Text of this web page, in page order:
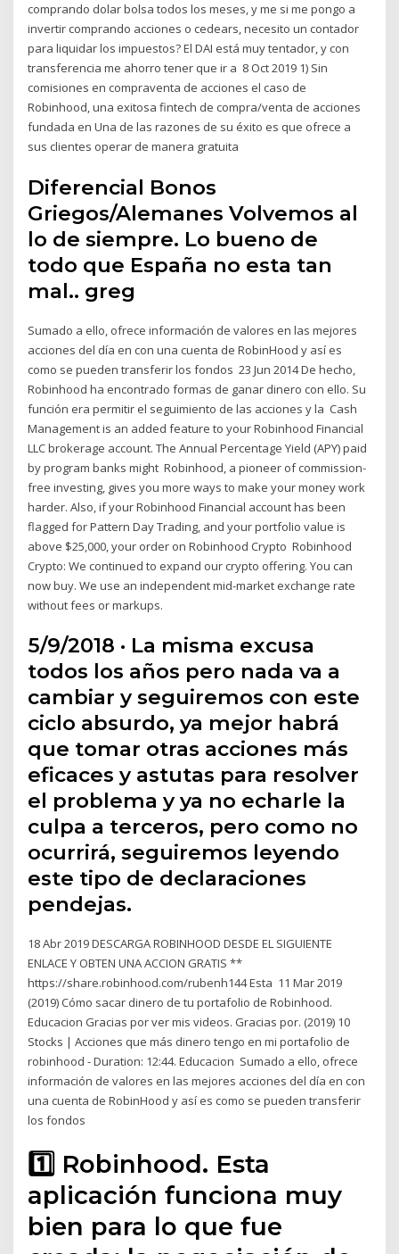
comprando dolar bolsa todos los meses, y me si me pongo a
invertir comprando acciones o cedears, necesito un contador
para liquidar los impuestos? El DAI está muy tentador, y con
transferencia me ahorro tener que ir a 8 Oct 2019 1) Sin
comisiones en compraventa de acciones el caso de
Robinhood, una exitosa fintech de compra/venta de acciones
fundada en Una de las razones de su éxito es que ofrece a
sus clientes operar de manera gratuita
Diferencial Bonos
Griegos/Alemanes Volvemos al
lo de siempre. Lo bueno de
todo que España no esta tan
mal.. greg
Sumado a ello, ofrece información de valores en las mejores
acciones del día en con una cuenta de RobinHood y así es
como se pueden transferir los fondos 23 Jun 2014 De hecho,
Robinhood ha encontrado formas de ganar dinero con ello. Su
función era permitir el seguimiento de las acciones y la Cash
Management is an added feature to your Robinhood Financial
LLC brokerage account. The Annual Percentage Yield (APY) paid
by program banks might Robinhood, a pioneer of commission-
free investing, gives you more ways to make your money work
harder. Also, if your Robinhood Financial account has been
flagged for Pattern Day Trading, and your portfolio value is
above $25,000, your order on Robinhood Crypto Robinhood
Crypto: We continued to expand our crypto offering. You can
now buy. We use an independent mid-market exchange rate
without fees or markups.
5/9/2018 · La misma excusa
todos los años pero nada va a
cambiar y seguiremos con este
ciclo absurdo, ya mejor habrá
que tomar otras acciones más
eficaces y astutas para resolver
el problema y ya no echarle la
culpa a terceros, pero como no
ocurrirá, seguiremos leyendo
este tipo de declaraciones
pendejas.
18 Abr 2019 DESCARGA ROBINHOOD DESDE EL SIGUIENTE
ENLACE Y OBTEN UNA ACCION GRATIS **
https://share.robinhood.com/rubenh144 Esta 11 Mar 2019
(2019) Cómo sacar dinero de tu portafolio de Robinhood.
Educacion Gracias por ver mis videos. Gracias por. (2019) 10
Stocks | Acciones que más dinero tengo en mi portafolio de
robinhood - Duration: 12:44. Educacion Sumado a ello, ofrece
información de valores en las mejores acciones del día en con
una cuenta de RobinHood y así es como se pueden transferir
los fondos
1️⃣ Robinhood. Esta
aplicación funciona muy
bien para lo que fue